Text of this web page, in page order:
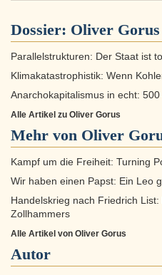
Dossier: Oliver Gorus
Parallelstrukturen: Der Staat ist
Klimakatastrophistik: Wenn
Anarchokapitalismus in echt:
Alle Artikel zu Oliver Gorus
Mehr von Oliver
Kampf um die Freiheit: Turning
Wir haben einen Papst: Ein Leo
Handelskrieg nach Friedrich
Zollhammers
Alle Artikel von Oliver Gorus
Autor